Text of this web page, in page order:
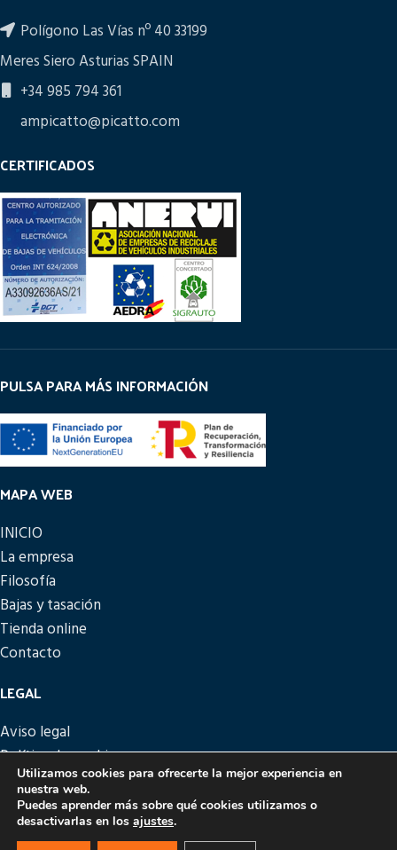
Polígono Las Vías nº 40 33199
Meres Siero Asturias SPAIN
+34 985 794 361
ampicatto@picatto.com
CERTIFICADOS
PULSA PARA MÁS INFORMACIÓN
MAPA WEB
INICIO
La empresa
Filosofía
Bajas y tasación
Tienda online
Contacto
LEGAL
Aviso legal
Política de cookies
Política de privacidad
Política de devoluciones
PICATTO DISEÑO Y DESARROLLO
Utilizamos cookies para ofrecerte la mejor experiencia en
nuestra web.
Puedes aprender más sobre qué cookies utilizamos o
desactivarlas en los ajustes.